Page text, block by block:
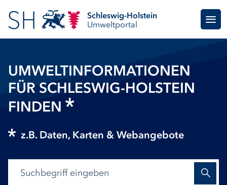
Schleswig-Holstein
Umweltportal
UMWELTINFORMATIONEN
FÜR SCHLESWIG-HOLSTEIN
FINDEN
z.B. Daten, Karten & Webangebote